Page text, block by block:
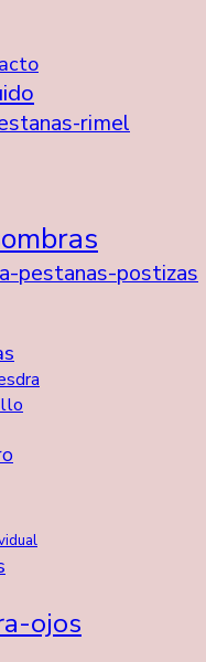
rimel
pestanas-postizas
ojos